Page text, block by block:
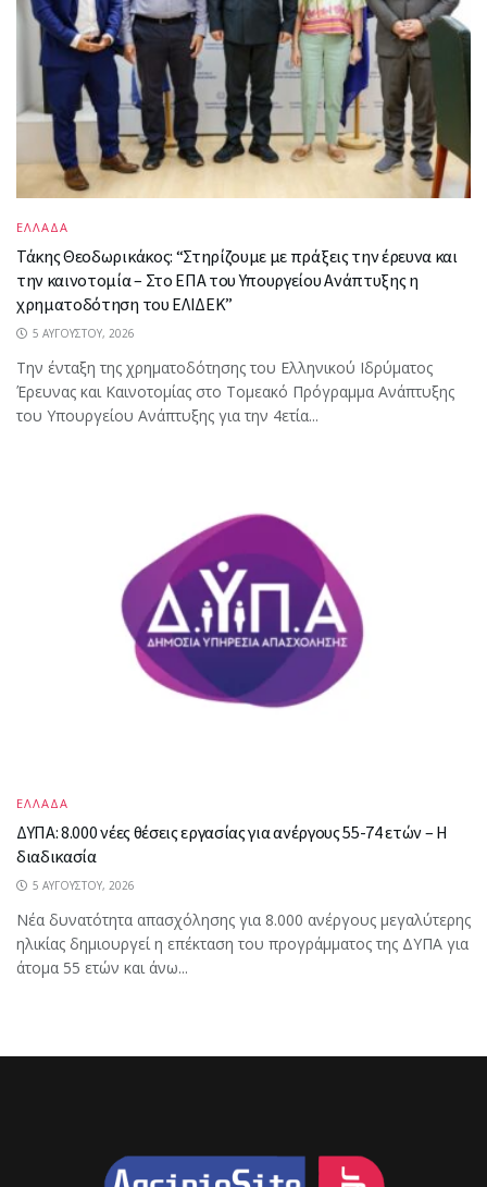
ΕΛΛΑΔΑ
Τάκης Θεοδωρικάκος: “Στηρίζουμε με πράξεις την έρευνα και
την καινοτομία – Στο ΕΠΑ του Υπουργείου Ανάπτυξης η
χρηματοδότηση του ΕΛΙΔΕΚ”
5 ΑΥΓΟΎΣΤΟΥ, 2026
Την ένταξη της χρηματοδότησης του Ελληνικού Ιδρύματος
Έρευνας και Καινοτομίας στο Tομεακό Πρόγραμμα Ανάπτυξης
του Υπουργείου Ανάπτυξης για την 4ετία...
ΕΛΛΑΔΑ
ΔΥΠΑ: 8.000 νέες θέσεις εργασίας για ανέργους 55-74 ετών – Η
διαδικασία
5 ΑΥΓΟΎΣΤΟΥ, 2026
Νέα δυνατότητα απασχόλησης για 8.000 ανέργους μεγαλύτερης
ηλικίας δημιουργεί η επέκταση του προγράμματος της ΔΥΠΑ για
άτομα 55 ετών και άνω...